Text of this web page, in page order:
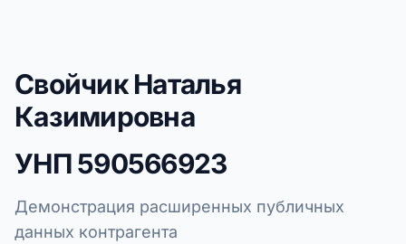
Свойчик Наталья
Казимировна
УНП590566923
Демонстрация расширенных публичных
данных контрагента